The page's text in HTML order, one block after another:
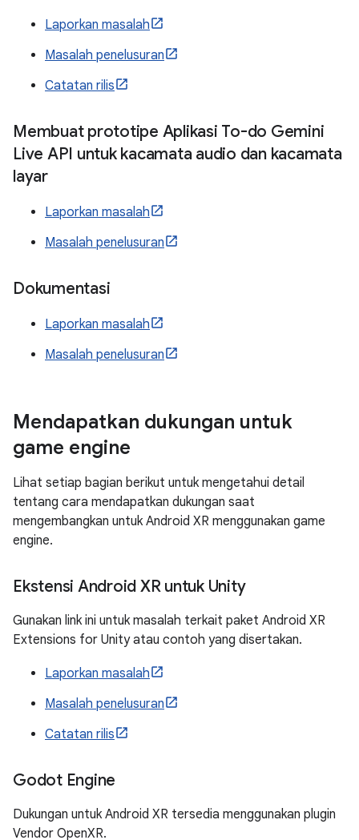
Laporkan masalah
Masalah penelusuran
Catatan rilis
Membuat prototipe Aplikasi To-do Gemini
Live API untuk kacamata audio dan kacamata
layar
Laporkan masalah
Masalah penelusuran
Dokumentasi
Laporkan masalah
Masalah penelusuran
Mendapatkan dukungan untuk
game engine
Lihat setiap bagian berikut untuk mengetahui detail
tentang cara mendapatkan dukungan saat
mengembangkan untuk Android XR menggunakan game
engine.
Ekstensi Android XR untuk Unity
Gunakan link ini untuk masalah terkait paket Android XR
Extensions for Unity atau contoh yang disertakan.
Laporkan masalah
Masalah penelusuran
Catatan rilis
Godot Engine
Dukungan untuk Android XR tersedia menggunakan plugin
Vendor OpenXR.